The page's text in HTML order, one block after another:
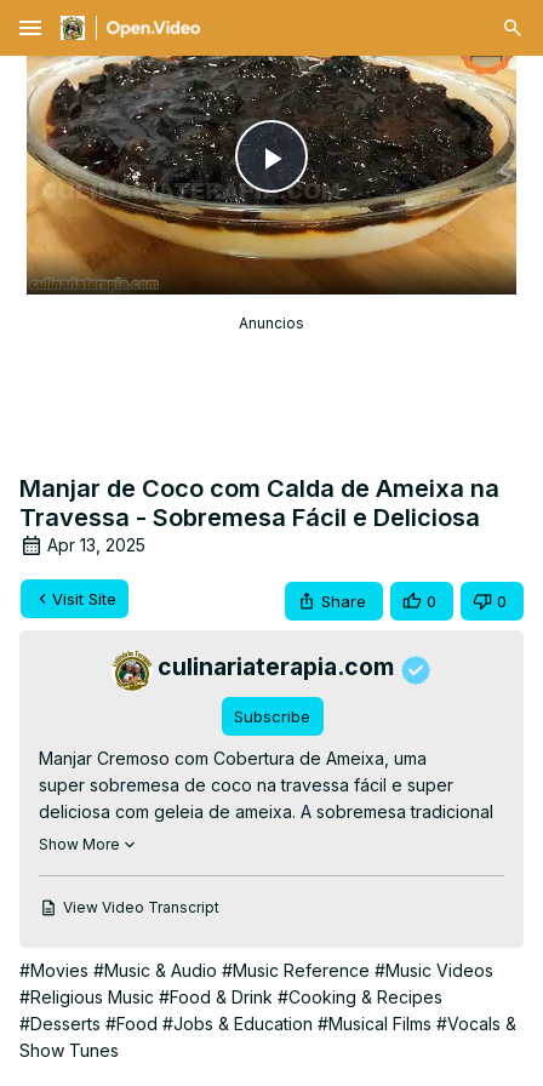
menu
Play
Video
Anuncios
Manjar de Coco com Calda de Ameixa na
Travessa - Sobremesa Fácil e Deliciosa
Apr 13, 2025
Visit Site Share 0 0
culinariaterapia.com
Subscribe
Manjar Cremoso com Cobertura de Ameixa, uma
super sobremesa de coco na travessa fácil e super
deliciosa com geleia de ameixa. A sobremesa tradicional
reinventada agora mais cremosa ainda e muito fácil e
diferente com cobertura de uvas
deixar.
👉RECEITA ESCRITA👉 https://culinariaterapia.com/manjar-
cremoso-de-coco-na-travessa-com-cobertura-de-
ameixa/
Show More
View Video Transcript
#Movies #Music & Audio #Music Reference #Music Videos
#Religious Music #Food & Drink #Cooking & Recipes
#Desserts #Food #Jobs & Education #Musical Films #Vocals &
Show Tunes